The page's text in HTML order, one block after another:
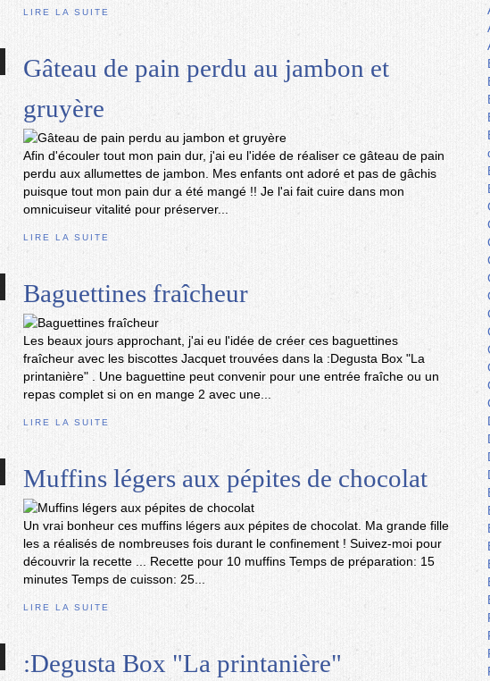
LIRE LA SUITE
Gâteau de pain perdu au jambon et
gruyère
Afin d'écouler tout mon pain dur, j'ai eu l'idée de réaliser ce gâteau de pain
perdu aux allumettes de jambon. Mes enfants ont adoré et pas de gâchis
puisque tout mon pain dur a été mangé !! Je l'ai fait cuire dans mon
omnicuiseur vitalité pour préserver...
LIRE LA SUITE
Baguettines fraîcheur
Les beaux jours approchant, j'ai eu l'idée de créer ces baguettines
fraîcheur avec les biscottes Jacquet trouvées dans la :Degusta Box "La
printanière" . Une baguettine peut convenir pour une entrée fraîche ou un
repas complet si on en mange 2 avec une...
LIRE LA SUITE
Muffins légers aux pépites de chocolat
Un vrai bonheur ces muffins légers aux pépites de chocolat. Ma grande fille
les a réalisés de nombreuses fois durant le confinement ! Suivez-moi pour
découvrir la recette ... Recette pour 10 muffins Temps de préparation: 15
minutes Temps de cuisson: 25...
LIRE LA SUITE
:Degusta Box "La printanière"